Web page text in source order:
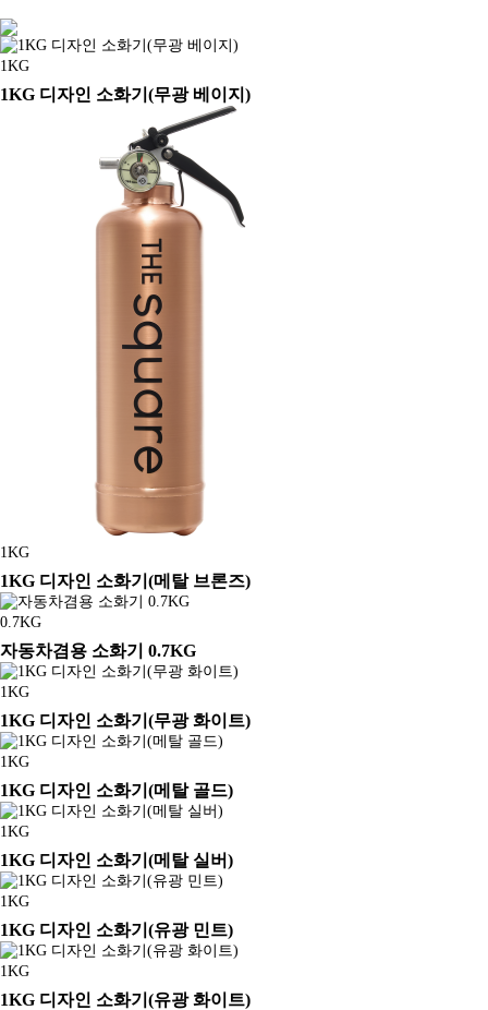
1KG
1KG 디자인 소화기(무광 베이지)
1KG
1KG 디자인 소화기(메탈 브론즈)
0.7KG
자동차겸용 소화기 0.7KG
1KG
1KG 디자인 소화기(무광 화이트)
1KG
1KG 디자인 소화기(메탈 골드)
1KG
1KG 디자인 소화기(메탈 실버)
1KG
1KG 디자인 소화기(유광 민트)
1KG
1KG 디자인 소화기(유광 화이트)